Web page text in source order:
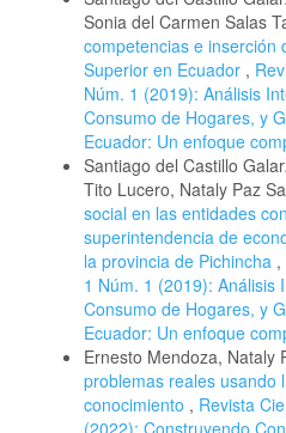
Sonia del Carmen Salas
competencias e inserción
Superior en Ecuador ,
Núm. 1 (2019): Análisis
Consumo de Hogares, y
Ecuador: Un enfoque
Santiago del Castillo
Tito Lucero, Nataly Paz
social en las entidades
superintendencia de
la provincia de Pichincha ,
1 Núm. 1 (2019): Análisis
Consumo de Hogares, y
Ecuador: Un enfoque
Ernesto Mendoza, Nataly
problemas reales usando
conocimiento , Revista